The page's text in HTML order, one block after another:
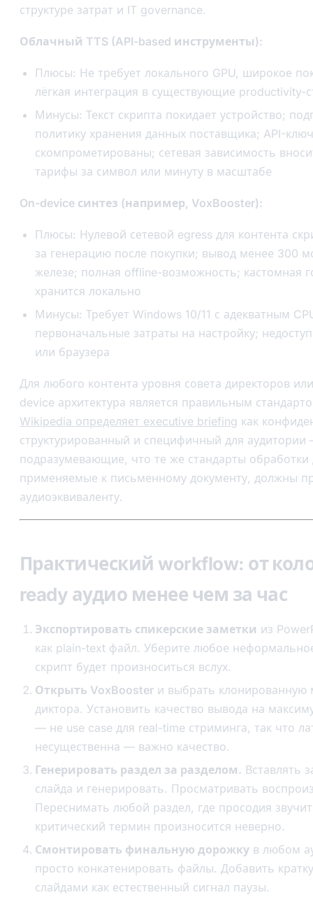
структуре затрат и IT governance.
Облачный TTS (API-based инструменты):
Плюсы: Не требует локального GPU, широкое
лёгкая интеграция в существующие productivity-
Минусы: Текст скрипта покидает устройство;
политику хранения данных поставщика; API-
скомпрометированы; сетевая зависимость
тарифы за символ или минуту в масштабе
On-device синтез (например, VoxBooster):
Плюсы: Нулевой сетевой egress для контента
за генерацию после покупки; вывод менее 300
железе; полная offline-возможность; кастомная
хранится локально
Минусы: Требует Windows 10/11 с адекватным
первоначальные затраты на настройку;
или браузера
Для любого контента уровня совета директоров
device архитектура является правильным
Wikipedia определяет executive briefing как
структурированный и специфичный для
подразумевающие, что те же стандарты обработки
применяемые к письменному документу, должны
аудиоэквиваленту.
Практический workflow: от
ready аудио менее чем за час
Экспортировать спикерские заметки из
как plain-text файл. Уберите любое
скрипт будет произноситься вслух.
Открыть VoxBooster и выбрать клонированную
диктора. Установить качество вывода на
— не use case для real-time стриминга, так что
несущественна — важно качество.
Генерировать раздел за разделом. Вставлять
слайда и генерировать. Просматривать
Переснимать любой раздел, где просодия
критический термин произносится неверно.
Смонтировать финальную дорожку в любом
просто конкатенировать файлы. Добавить
слайдами как естественный сигнал паузы.